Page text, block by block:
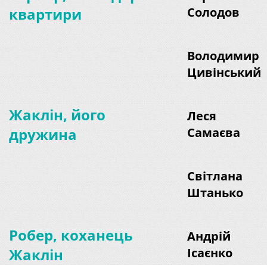
квартири
Солодов
Володимир
Цивінський
Жаклін, його
дружина
Леся
Самаєва
Світлана
Штанько
Робер, коханець
Жаклін
Андрій
Ісаєнко